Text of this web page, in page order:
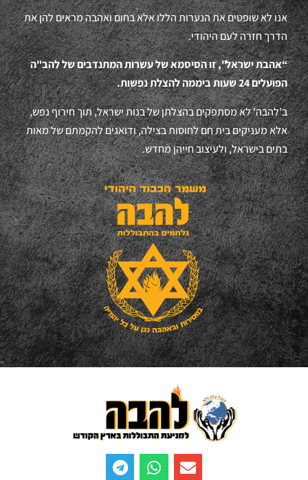
אנו לא שופטים את הנערות הללו אלא בחום ואהבה מראים להן את
הדרך חזרה לעם היהודי.
“אהבת ישראל", זו הסיסמא של עשרות המתנדבים של להב"ה
הפועלים 24 שעות ביממה להצלת נפשות.
ב'להבה' לא מסתפקים בהצלתן של בנות ישראל, תוך חירוף נפש,
אלא מעניקים בית חם לחוסות בצילה, ודואגים להקמתם של מאות
בתים בישראל, ולעיצוב חייהן מחדש.